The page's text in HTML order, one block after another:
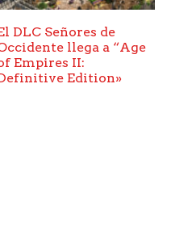
DLC Señores de
llega a “Age
Empires II:
Edition»